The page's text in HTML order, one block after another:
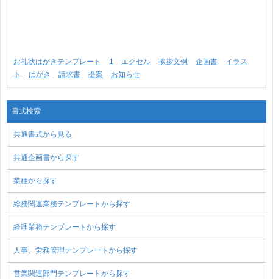
お礼状はがきテンプレート 1 エクセル 挨拶文例 企画書
イラス
ト
はがき 請求書 提案 お知らせ
書式検索
共通書式から見る
共通企画書から探す
業種から探す
総務関連業務テンプレートから探す
経理業務テンプレートから探す
人事、労務管理テンプレートから探す
営業関連部門テンプレートから探す